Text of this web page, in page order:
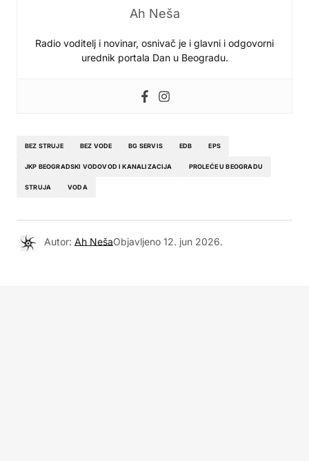
Ah Neša
Radio voditelj i novinar, osnivač je i glavni i odgovorni
urednik portala Dan u Beogradu.
BEZ STRUJE BEZ VODE BG SERVIS EDB EPS
JKP BEOGRADSKI VODOVOD I KANALIZACIJA PROLEĆE U BEOGRADU
STRUJA VODA
Autor: Ah NešaObjavljeno 12. jun 2026.